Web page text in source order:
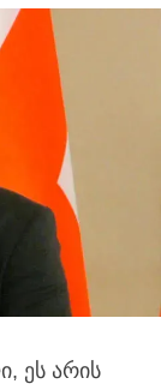
ეს არის